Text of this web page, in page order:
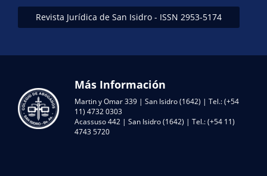
Revista Jurídica de San Isidro - ISSN 2953-5174
Más Información
Martin y Omar 339 | San Isidro (1642) | Tel.: (+54
11) 4732 0303
Acassuso 442 | San Isidro (1642) | Tel.: (+54 11)
4743 5720